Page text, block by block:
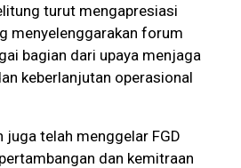
turut mengapresiasi
menyelenggarakan forum
bagian dari upaya menjaga
keberlanjutan operasional
juga telah menggelar FGD
dan kemitraan